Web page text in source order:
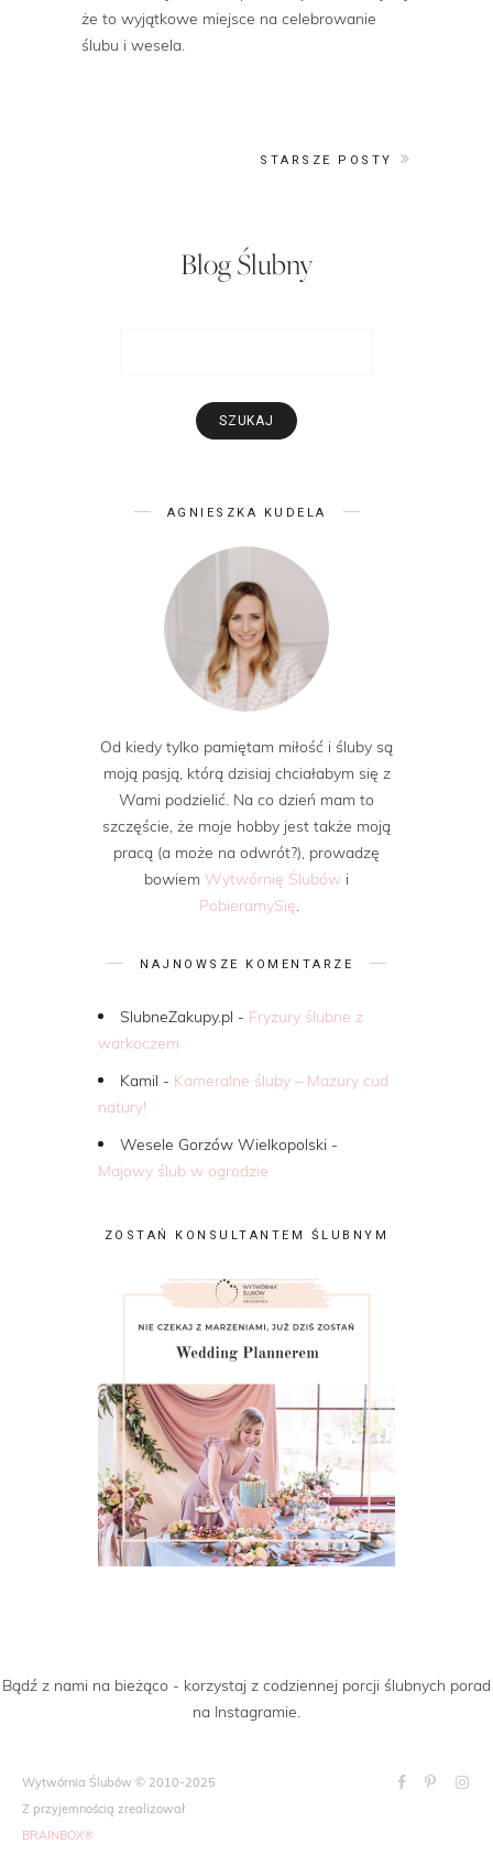
że to wyjątkowe miejsce na celebrowanie
ślubu i wesela.
STARSZE POSTY
Blog Ślubny
AGNIESZKA KUDELA
Od kiedy tylko pamiętam miłość i śluby są
moją pasją, którą dzisiaj chciałabym się z
Wami podzielić. Na co dzień mam to
szczęście, że moje hobby jest także moją
pracą (a może na odwrót?), prowadzę
bowiem Wytwórnię Ślubów i
PobieramySię
NAJNOWSZE KOMENTARZE
SlubneZakupy.pl - Fryzury ślubne z
warkoczem
Kamil - Kameralne śluby – Mazury cud
natury!
Wesele Gorzów Wielkopolski -
Majowy ślub w ogrodzie
ZOSTAŃ KONSULTANTEM ŚLUBNYM
Bądź z nami na bieżąco - korzystaj z codziennej porcji ślubnych porad
na Instagramie.
Wytwórnia Ślubów © 2010-2025
Z przyjemnością zrealizował
BRAINBOX®